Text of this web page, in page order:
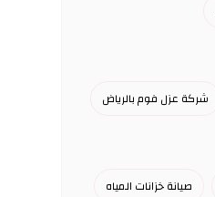
شركة عزل فوم بالرياض
صيانة خزانات المياه